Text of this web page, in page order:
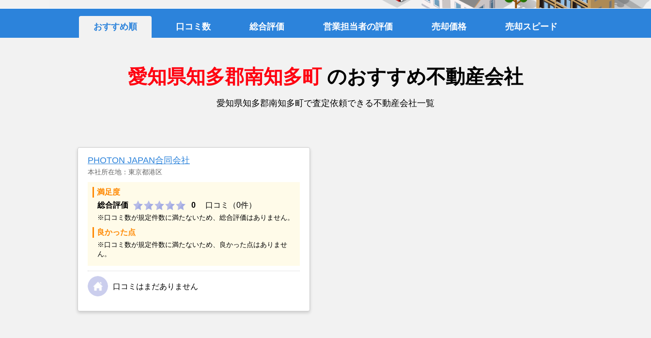
おすすめ順 口コミ数 総合評価 営業担当者の評価 売却価格 売却スピード
愛知県知多郡南知多町 のおすすめ不動産会社
愛知県知多郡南知多町で査定依頼できる不動産会社一覧
PHOTON JAPAN合同会社
本社所在地：東京都港区
満足度
総合評価
0 口コミ（0件）
※口コミ数が規定件数に満たないため、総合評価はありません。
良かった点
※口コミ数が規定件数に満たないため、良かった点はありませ
ん。
口コミはまだありません